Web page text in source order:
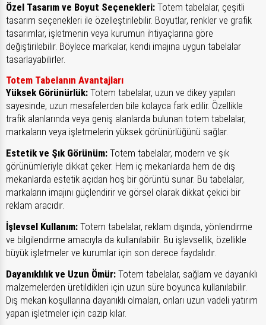
Özel Tasarım ve Boyut Seçenekleri: Totem tabelalar, çeşitli
tasarım seçenekleri ile özelleştirilebilir. Boyutlar, renkler ve grafik
tasarımlar, işletmenin veya kurumun ihtiyaçlarına göre
değiştirilebilir. Böylece markalar, kendi imajına uygun tabelalar
tasarlayabilirler.
Totem Tabelanın Avantajları
Yüksek Görünürlük: Totem tabelalar, uzun ve dikey yapıları
sayesinde, uzun mesafelerden bile kolayca fark edilir. Özellikle
trafik alanlarında veya geniş alanlarda bulunan totem tabelalar,
markaların veya işletmelerin yüksek görünürlüğünü sağlar.
Estetik ve Şık Görünüm: Totem tabelalar, modern ve şık
görünümleriyle dikkat çeker. Hem iç mekanlarda hem de dış
mekanlarda estetik açıdan hoş bir görüntü sunar. Bu tabelalar,
markaların imajını güçlendirir ve görsel olarak dikkat çekici bir
reklam aracıdır.
İşlevsel Kullanım: Totem tabelalar, reklam dışında, yönlendirme
ve bilgilendirme amacıyla da kullanılabilir. Bu işlevsellik, özellikle
büyük işletmeler ve kurumlar için son derece faydalıdır.
Dayanıklılık ve Uzun Ömür: Totem tabelalar, sağlam ve dayanıklı
malzemelerden üretildikleri için uzun süre boyunca kullanılabilir.
Dış mekan koşullarına dayanıklı olmaları, onları uzun vadeli yatırım
yapan işletmeler için cazip kılar.